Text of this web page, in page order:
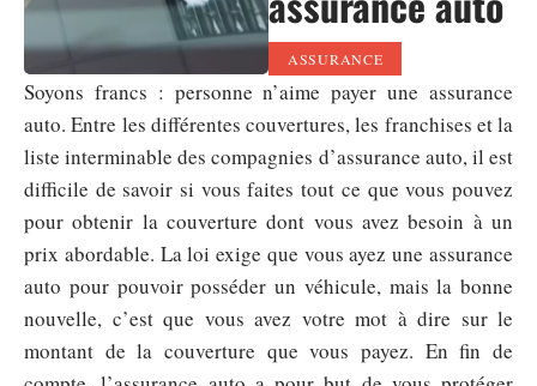
ASSURANCE
Soyons francs : personne n’aime payer une assurance
auto. Entre les différentes couvertures, les franchises et la
liste interminable des compagnies d’assurance auto, il est
difficile de savoir si vous faites tout ce que vous pouvez
pour obtenir la couverture dont vous avez besoin à un
prix abordable. La loi exige que vous ayez une assurance
auto pour pouvoir posséder un véhicule, mais la bonne
nouvelle, c’est que vous avez votre mot à dire sur le
montant de la couverture que vous payez. En fin de